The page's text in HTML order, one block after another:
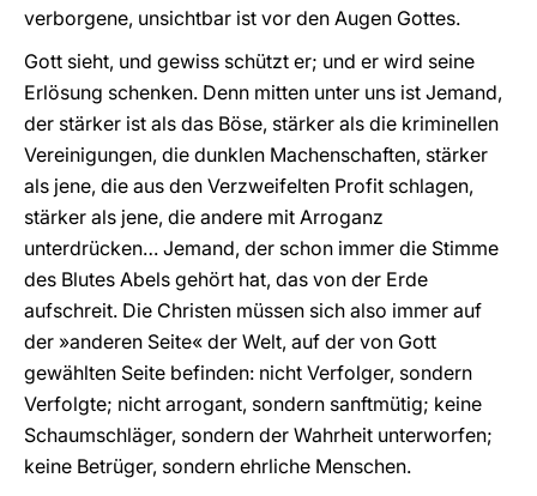
verborgene, unsichtbar ist vor den Augen Gottes.
Gott sieht, und gewiss schützt er; und er wird seine
Erlösung schenken. Denn mitten unter uns ist Jemand,
der stärker ist als das Böse, stärker als die kriminellen
Vereinigungen, die dunklen Machenschaften, stärker
als jene, die aus den Verzweifelten Profit schlagen,
stärker als jene, die andere mit Arroganz
unterdrücken… Jemand, der schon immer die Stimme
des Blutes Abels gehört hat, das von der Erde
aufschreit. Die Christen müssen sich also immer auf
der »anderen Seite« der Welt, auf der von Gott
gewählten Seite befinden: nicht Verfolger, sondern
Verfolgte; nicht arrogant, sondern sanftmütig; keine
Schaumschläger, sondern der Wahrheit unterworfen;
keine Betrüger, sondern ehrliche Menschen.